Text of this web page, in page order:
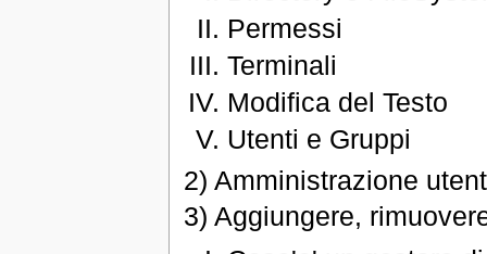
Permessi
Terminali
Modifica del Testo
Utenti e Gruppi
2) Amministrazione
3) Aggiungere,